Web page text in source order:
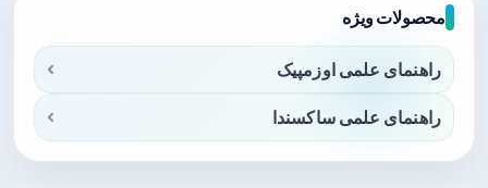
محصولات ویژه
راهنمای علمی اوزمپیک
راهنمای علمی ساکسندا